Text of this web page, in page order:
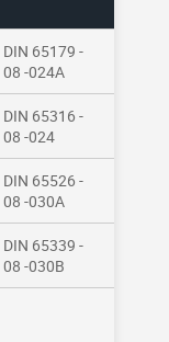
DIN 65179 -
08 -024A
DIN 65316 -
08 -024
DIN 65526 -
08 -030A
DIN 65339 -
08 -030B